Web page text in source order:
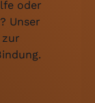
oder
Unser